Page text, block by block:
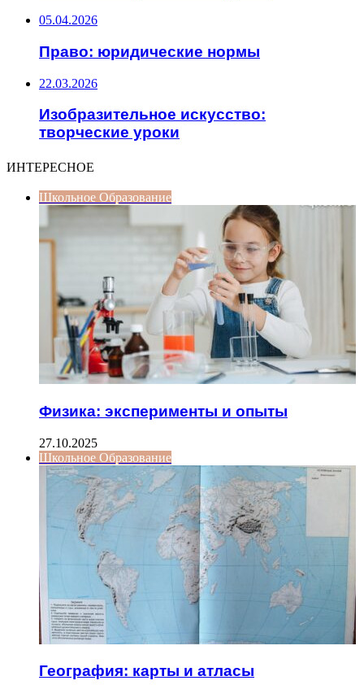
05.04.2026
Право: юридические нормы
22.03.2026
Изобразительное искусство:
творческие уроки
ИНТЕРЕСНОЕ
Школьное Образование
Физика: эксперименты и опыты
27.10.2025
Школьное Образование
География: карты и атласы